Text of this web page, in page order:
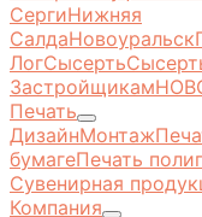
СергиНижняя
СалдаНовоуральск
ЛогСысерть
Застройщикам
Печать
ДизайнМонтаж
бумагеПечать
Сувенирная
Компания